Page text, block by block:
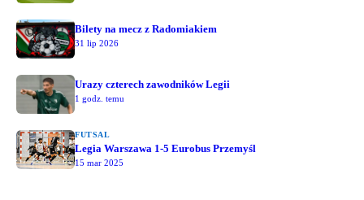
Bilety na mecz z Radomiakiem
31 lip 2026
Urazy czterech zawodników Legii
1 godz. temu
FUTSAL
Legia Warszawa 1-5 Eurobus Przemyśl
15 mar 2025